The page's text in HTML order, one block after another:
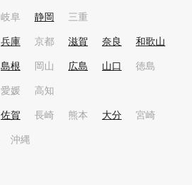
岐阜 静岡 三重
兵庫 京都 滋賀 奈良 和歌山
島根 岡山 広島 山口 徳島
愛媛 高知
佐賀 長崎 熊本 大分 宮崎
沖縄